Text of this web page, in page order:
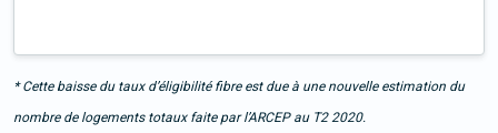
* Cette baisse du taux d’éligibilité fibre est due à une nouvelle estimation du
nombre de logements totaux faite par l’ARCEP au T2 2020.